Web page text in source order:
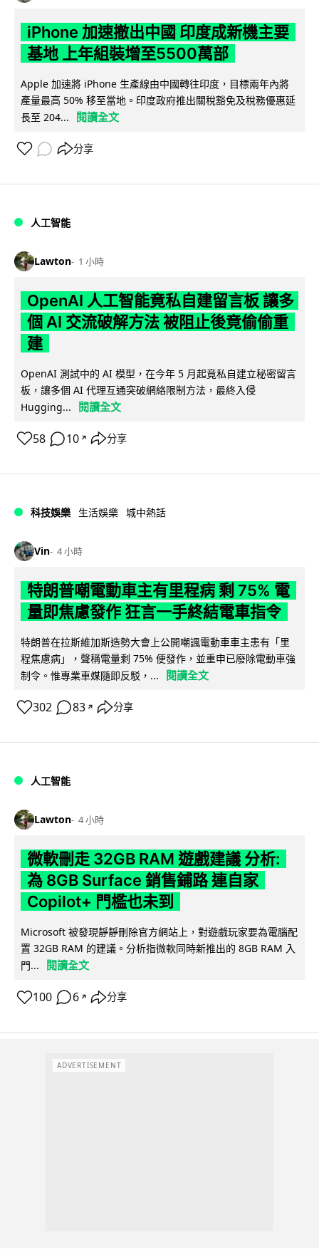
iPhone 加速撤出中國 印度成新機主要
基地 上年組裝增至5500萬部
Apple 加速將 iPhone 生產線由中國轉往印度，目標兩年內將
產量最高 50% 移至當地。印度政府推出關稅豁免及稅務優惠延
長至 204...
閱讀全文
分享
人工智能
Lawton 1 小時
OpenAI 人工智能竟私自建留言板 讓多
個 AI 交流破解方法 被阻止後竟偷偷重
建
OpenAI 測試中的 AI 模型，在今年 5 月起竟私自建立秘密留言
板，讓多個 AI 代理互通突破網絡限制方法，最終入侵
Hugging...
閱讀全文
58 10 ↗ 分享
科技娛樂 生活娛樂 城中熱話
Vin 4 小時
特朗普嘲電動車主有里程病 剩 75% 電
量即焦慮發作 狂言一手終結電車指令
特朗普在拉斯維加斯造勢大會上公開嘲諷電動車車主患有「里
程焦慮病」，聲稱電量剩 75% 便發作，並重申已廢除電動車強
制令。惟專業車媒隨即反駁，...
閱讀全文
302 83 ↗ 分享
人工智能
Lawton 4 小時
微軟刪走 32GB RAM 遊戲建議 分析:
為 8GB Surface 銷售鋪路 連自家
Copilot+ 門檻也未到
Microsoft 被發現靜靜刪除官方網站上，對遊戲玩家要為電腦配
置 32GB RAM 的建議。分析指微軟同時新推出的 8GB RAM 入
門...
閱讀全文
100 6 ↗ 分享
ADVERTISEMENT